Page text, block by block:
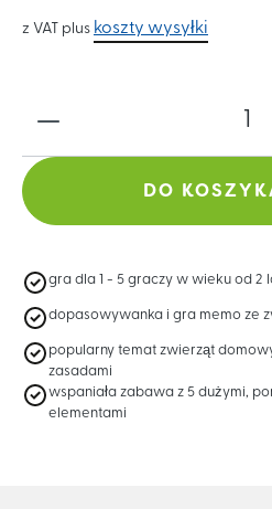
z VAT plus koszty wysyłki
DO
gra dla 1 - 5 graczy w wieku od 2
dopasowywanka i gra memo ze
popularny temat zwierząt
zasadami
wspaniała zabawa z 5 dużymi,
elementami